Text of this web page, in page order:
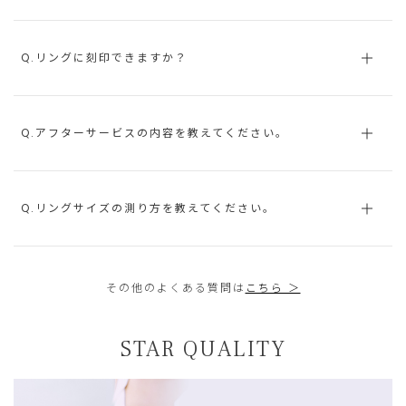
Q.リングに刻印できますか？
Q.アフターサービスの内容を教えてください。
Q.リングサイズの測り方を教えてください。
その他のよくある質問は こちら ＞
STAR QUALITY